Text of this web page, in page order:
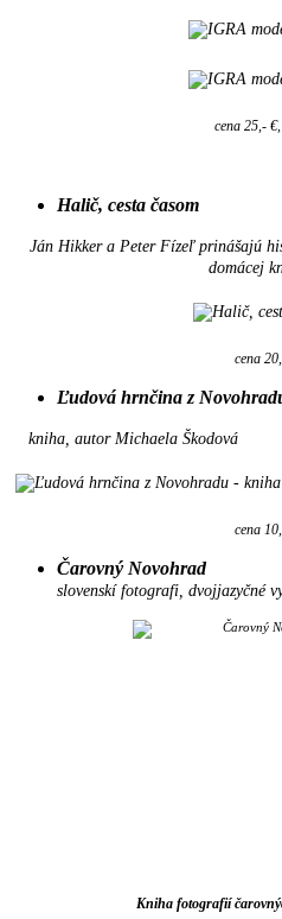
cena 25,-
Halič, cesta časom
Ján Hikker a Peter Fízeľ prinášajú
domácej
cena
Ľudová hrnčina z
kniha, autor Michaela Škodová
cena
Čarovný Novohrad
slovenskí fotografi, dvojjazyčné
Kniha fotografií